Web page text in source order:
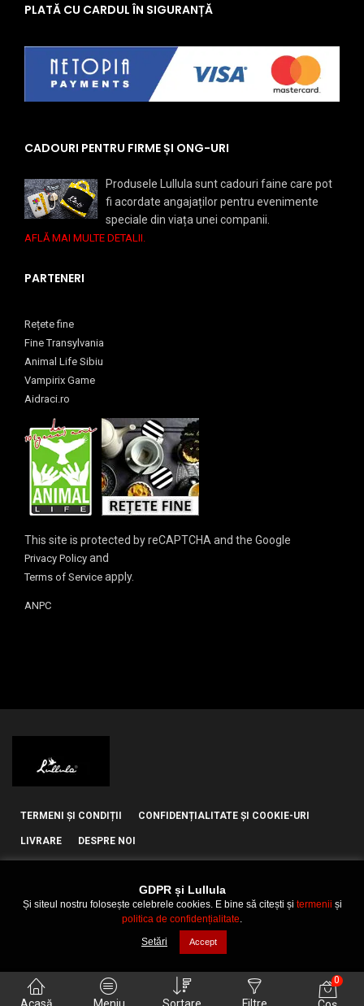
Acasă Meniu Sortare Filtre
0
PLATĂ CU CARDUL ÎN SIGURANȚĂ
CADOURI PENTRU FIRME ȘI ONG-URI
Produsele Lullula sunt cadouri faine care pot
fi acordate angajaților pentru evenimente
speciale din viața unei companii.
AFLĂ MAI MULTE DETALII.
PARTENERI
Rețete fine
Fine Transylvania
Animal Life Sibiu
Vampirix Game
Aidraci.ro
This site is protected by reCAPTCHA and the Google
Privacy Policy and
Terms of Service apply.
ANPC
TERMENI ȘI CONDIȚII CONFIDENȚIALITATE ȘI COOKIE-URI
LIVRARE DESPRE NOI
GDPR și Lullula
Și siteul nostru folosește celebrele cookies. E bine să citești și termenii și
politica de confidențialitate.
Setări
Accept